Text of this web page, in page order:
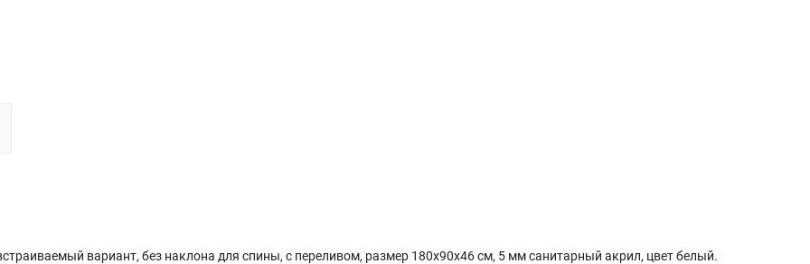
вариант, без наклона для спины, с переливом, размер 180x90х46 см, 5 мм санитарный акрил, цвет белый.